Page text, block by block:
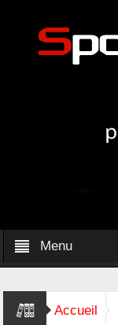
Menu
Accueil